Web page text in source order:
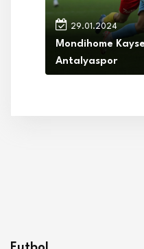
29.01.2024
Mondihome
Antalyaspor